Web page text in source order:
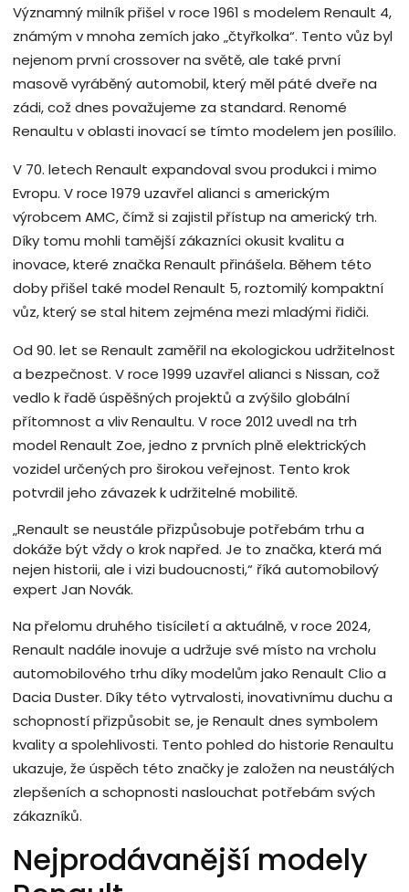
Významný milník přišel v roce 1961 s modelem Renault 4,
známým v mnoha zemích jako „čtyřkolka“. Tento vůz byl
nejenom první crossover na světě, ale také první
masově vyráběný automobil, který měl páté dveře na
zádi, což dnes považujeme za standard. Renomé
Renaultu v oblasti inovací se tímto modelem jen posílilo.
V 70. letech Renault expandoval svou produkci i mimo
Evropu. V roce 1979 uzavřel alianci s americkým
výrobcem AMC, čímž si zajistil přístup na americký trh.
Díky tomu mohli tamější zákazníci okusit kvalitu a
inovace, které značka Renault přinášela. Během této
doby přišel také model Renault 5, roztomilý kompaktní
vůz, který se stal hitem zejména mezi mladými řidiči.
Od 90. let se Renault zaměřil na ekologickou udržitelnost
a bezpečnost. V roce 1999 uzavřel alianci s Nissan, což
vedlo k řadě úspěšných projektů a zvýšilo globální
přítomnost a vliv Renaultu. V roce 2012 uvedl na trh
model Renault Zoe, jedno z prvních plně elektrických
vozidel určených pro širokou veřejnost. Tento krok
potvrdil jeho závazek k udržitelné mobilitě.
„Renault se neustále přizpůsobuje potřebám trhu a
dokáže být vždy o krok napřed. Je to značka, která má
nejen historii, ale i vizi budoucnosti,“ říká automobilový
expert Jan Novák.
Na přelomu druhého tisíciletí a aktuálně, v roce 2024,
Renault nadále inovuje a udržuje své místo na vrcholu
automobilového trhu díky modelům jako Renault Clio a
Dacia Duster. Díky této vytrvalosti, inovativnímu duchu a
schopností přizpůsobit se, je Renault dnes symbolem
kvality a spolehlivosti. Tento pohled do historie Renaultu
ukazuje, že úspěch této značky je založen na neustálých
zlepšeních a schopnosti naslouchat potřebám svých
zákazníků.
Nejprodávanější modely